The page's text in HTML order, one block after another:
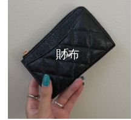
財布